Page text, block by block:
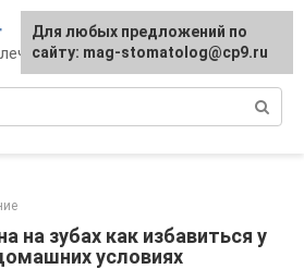
на зубах как избавиться у
условиях
Для любых предложений по
сайту: mag-stomatolog@cp9.ru